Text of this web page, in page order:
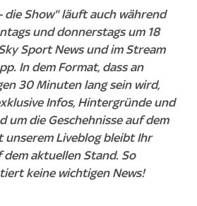
die Show" läuft auch während
und donnerstags um 18
Sport News und im Stream
In dem Format, dass an
30 Minuten lang sein wird,
Infos, Hintergründe und
um die Geschehnisse auf dem
unserem Liveblog bleibt Ihr
dem aktuellen Stand. So
keine wichtigen News!